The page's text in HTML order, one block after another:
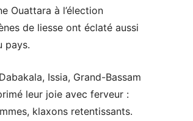
Ouattara à l’élection
de liesse ont éclaté aussi
pays.
Issia, Grand-Bassam
leur joie avec ferveur :
klaxons retentissants.